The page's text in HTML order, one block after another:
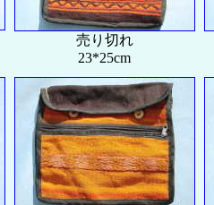
売り切れ
23*25cm